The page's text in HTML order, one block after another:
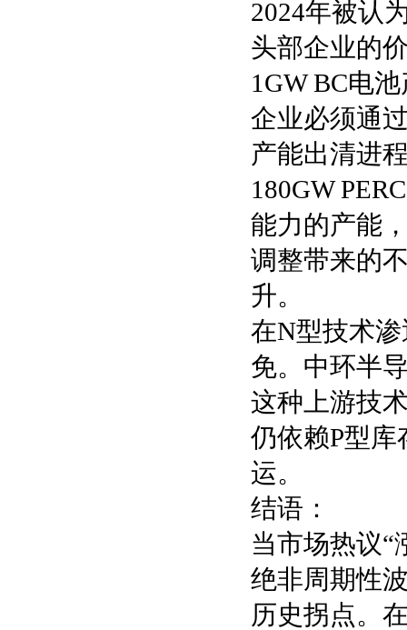
2024年被认
头部企业的
1GW BC电
企业必须通
产能出清进
180GW
能力的产能
调整带来的
升。
在N型技术
免。中环半
这种上游技
仍依赖P型库
运。
结语：
当市场热议“
绝非周期性
历史拐点。